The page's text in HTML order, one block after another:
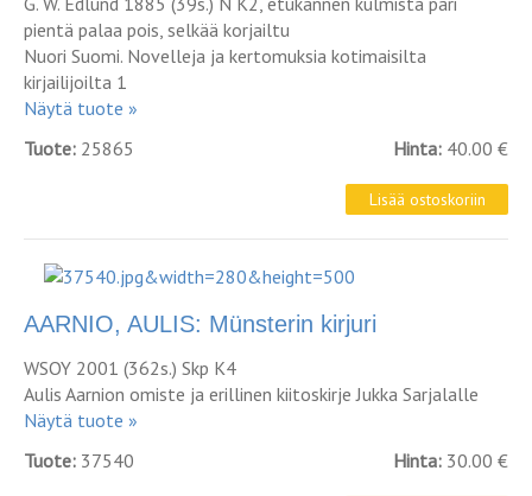
pientä palaa pois, selkää korjailtu
Nuori Suomi. Novelleja ja kertomuksia kotimaisilta
kirjailijoilta 1
Näytä tuote »
Tuote: 25865 Hinta: 40.00 €
AARNIO, AULIS: Münsterin kirjuri
WSOY 2001 (362s.) Skp K4
Aulis Aarnion omiste ja erillinen kiitoskirje Jukka Sarjalalle
Näytä tuote »
Tuote: 37540 Hinta: 30.00 €